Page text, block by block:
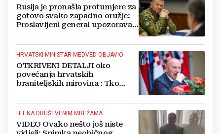
Rusija je pronašla protumjere za
gotovo svako zapadno oružje:
Proslavljeni general upozorava
HRVATSKI MINISTAR MEDVED OBJAVIO
OTKRIVENI DETALJI oko
povećanja hrvatskih
braniteljskih mirovina : Tko
HIT NA DRUŠTVENIM MREŽAMA
VIDEO Ovako nešto još niste